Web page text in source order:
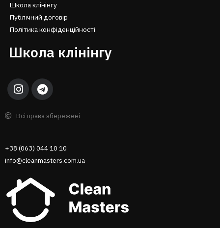
Школа клінінгу
Публічний договір
Політика конфіденційності
Школа клінінгу
+38 (063) 044 10 10
info@cleanmasters.com.ua
Всі права збережені